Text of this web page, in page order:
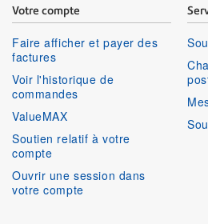
Votre compte
Faire afficher et payer des
factures
Voir l'historique de
commandes
ValueMAX
Soutien relatif à votre
compte
Ouvrir une session dans
votre compte